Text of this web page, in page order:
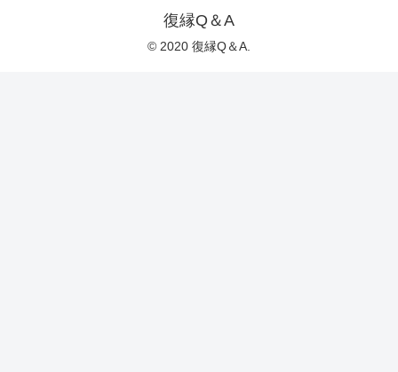
復縁Q＆A
© 2020 復縁Q＆A.